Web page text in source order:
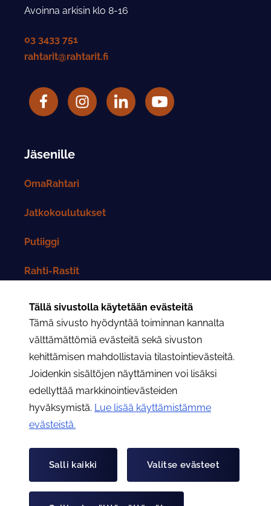
Tällä sivustolla käytetään evästeitä
Tämä sivusto hyödyntää toiminnan kannalta
välttämättömiä evästeitä sekä sivuston
kehittämisen mahdollistavia tilastointievästeitä.
Joidenkin sisältöjen näyttäminen voi lisäksi
edellyttää markkinointievästeiden
hyväksymistä. Lue lisää käyttämistämme
evästeistä.​​​​​​
Salli kaikki Valitse evästeet
Avoinna arkisin klo 8-16
03 3433 751
rahtarit@rahtarit.fi
FacebookRahtarit ry Instagram-tili
LinkedIn Rahtarit ry YouTube-tili
Jäsenille
OmaRahtari
Jatkokoulutukset
Putiiggi
Rahti-Rastit
Rahtarit-lehti
Yhteystiedot
Rahtarit ry:n yhteystiedot
Osastojen yhteystiedot
Hae
Tietoa evästeistä Tietosuojaseloste